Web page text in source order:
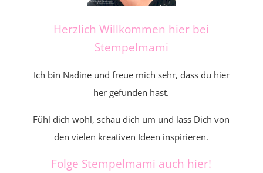
Herzlich Willkommen hier bei
Stempelmami
Ich bin Nadine und freue mich sehr, dass du hier
her gefunden hast.
Fühl dich wohl, schau dich um und lass Dich von
den vielen kreativen Ideen inspirieren.
Folge Stempelmami auch hier!